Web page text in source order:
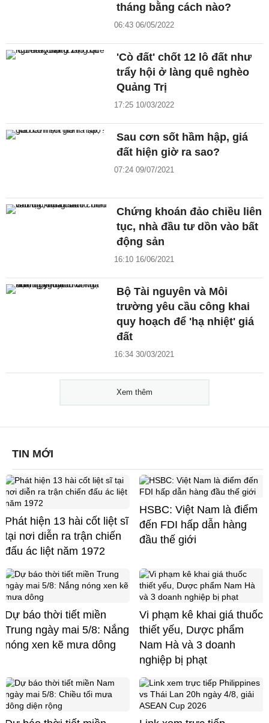
tháng bằng cách nào?
06:43 06/05/2022
'Cò đất' chốt 12 lô đất như
trẩy hội ở làng quê nghèo
Quảng Trị
17:25 10/03/2022
Sau cơn sốt hầm hập, giá
đất hiện giờ ra sao?
07:24 09/07/2021
Chứng khoán đảo chiều liên
tục, nhà đầu tư dồn vào bất
động sản
16:10 16/06/2021
Bộ Tài nguyên và Môi
trường yêu cầu công khai
quy hoạch để 'hạ nhiệt' giá
đất
16:34 30/03/2021
Xem thêm
TIN MỚI
Phát hiện 13 hài cốt liệt sĩ
tại nơi diễn ra trận chiến
đấu ác liệt năm 1972
HSBC: Việt Nam là điểm
đến FDI hấp dẫn hàng
đầu thế giới
Dự báo thời tiết miền
Trung ngày mai 5/8: Nắng
nóng xen kẽ mưa dông
Vi phạm kê khai giá thuốc
thiết yếu, Dược phẩm
Nam Hà và 3 doanh
nghiệp bị phạt